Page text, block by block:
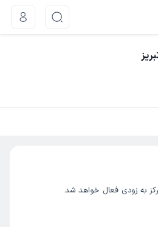
به زودی فعال خواهد شد.